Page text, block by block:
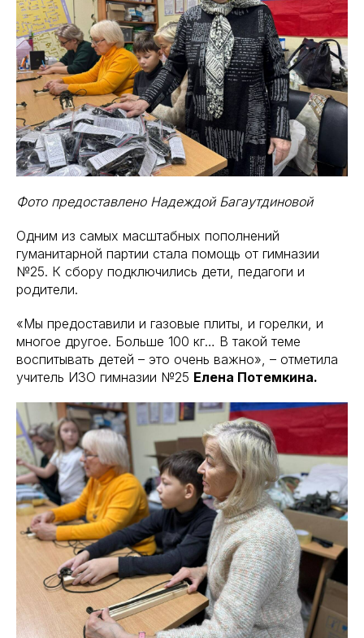
Фото предоставлено Надеждой Багаутдиновой
Одним из самых масштабных пополнений
гуманитарной партии стала помощь от гимназии
№25. К сбору подключились дети, педагоги и
родители.
«Мы предоставили и газовые плиты, и горелки, и
многое другое. Больше 100 кг… В такой теме
воспитывать детей – это очень важно», – отметила
учитель ИЗО гимназии №25 Елена Потемкина.